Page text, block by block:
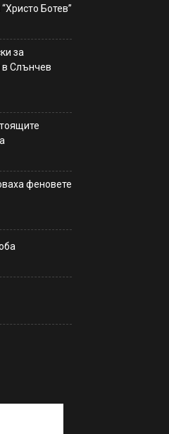
Ботев”
за
в Слънчев
феновете